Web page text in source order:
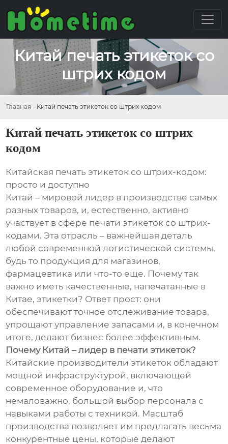
Китай печать этикеток со
штрих кодом
Главная - Китай печать этикеток со штрих кодом
Китай печать этикеток со штрих
кодом
Китайская печать этикеток со штрих-кодом:
просто и доступно
Китай – мировой лидер в производстве самых
разных товаров, и, естественно, активно
участвует в сфере печати этикеток со штрих-
кодами. Эта отрасль – важнейшая деталь
любой современной логистической системы,
будь то продукция для магазинов,
фармацевтика или что-то еще. Почему так
важно иметь качественные, напечатанные в
Китае, этикетки? Ответ прост: они
обеспечивают точное отслеживание товара,
упрощают управление запасами и, в конечном
итоге, делают бизнес более эффективным.
Почему Китай – лидер в печати этикеток?
Китайские производители этикеток обладают
мощной инфраструктурой, включающей
современное оборудование и, что
немаловажно, большой выбор персонала с
навыками работы с техникой. Масштаб
производства позволяет им предлагать весьма
конкурентные цены, которые делают